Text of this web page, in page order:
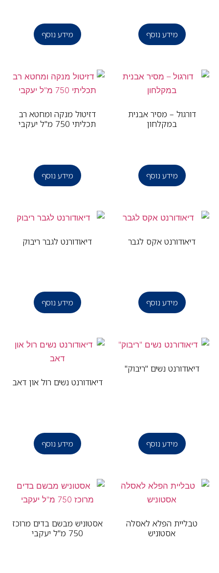
מידע נוסף מידע נוסף
דורגול – מסיר אבנית
במקלחון
מידע נוסף
דזיטול מנקה ומחטא רב
תכליתי 750 מ"ל יעקבי
מידע נוסף
דיאודורנט אקס לגבר
מידע נוסף
דיאודורנט לגבר ריבוק
מידע נוסף
דיאודורנט נשים "ריבוק"
מידע נוסף
דיאודורנט נשים רול און דאב
מידע נוסף
טבליית הפלא לאסלה
אסטוניש
אסטוניש מבשם בדים מרוכז